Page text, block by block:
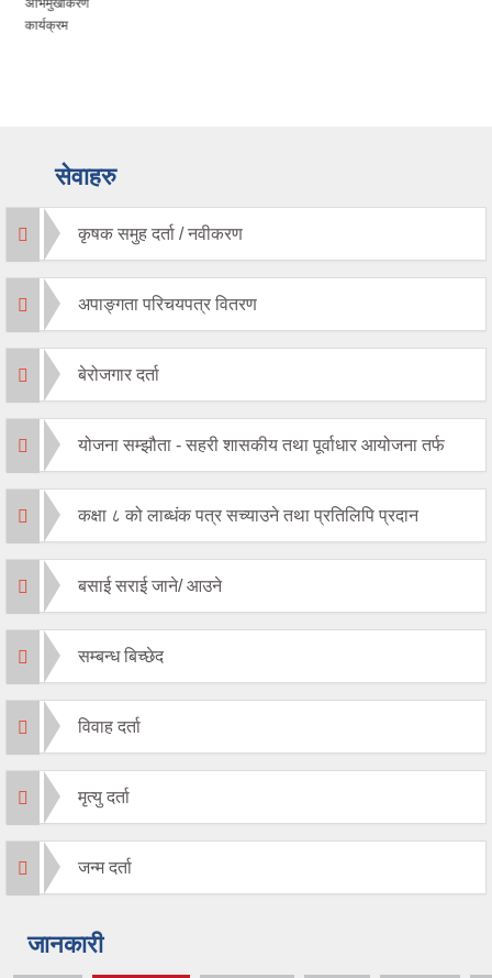
कार्यक्रम
सेवाहरु
कृषक समुह दर्ता / नवीकरण
अपाङ्गता परिचयपत्र वितरण
बेरोजगार दर्ता
योजना सम्झौता - सहरी शासकीय तथा पूर्वाधार आयोजना तर्फ
कक्षा ८ को लाब्धंक पत्र सच्याउने तथा प्रतिलिपि प्रदान
बसाई सराई जाने/ आउने
सम्बन्ध बिच्छेद
विवाह दर्ता
मृत्यु दर्ता
जन्म दर्ता
जानकारी